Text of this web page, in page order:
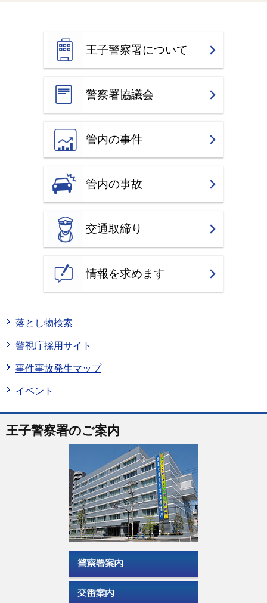
王子警察署について
警察署協議会
管内の事件
管内の事故
交通取締り
情報を求めます
落とし物検索
警視庁採用サイト
事件事故発生マップ
イベント
王子警察署のご案内